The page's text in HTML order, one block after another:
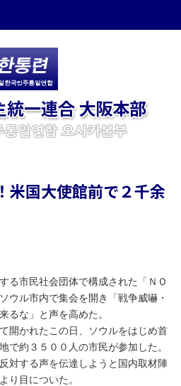
米国大使館前で２千余
る市民社会団体で構成された「ＮＯ
ウル市内で集会を開き「戦争威嚇・
るな」と声を高めた。
開かれたこの日、
ソウルをはじめ首
で約３５００人の市民が参加した。
対する声を伝達しようと国内取材陣
り目についた。